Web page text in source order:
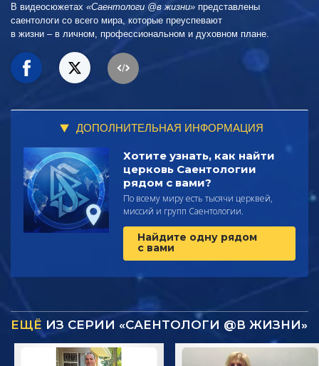
В видеосюжетах «Саентологи @в жизни» представлены
саентологи со всего мира, которые преуспевают
в жизни – в личном,
профессиональном и духовном плане.
ДОПОЛНИТЕЛЬНАЯ ИНФОРМАЦИЯ
Хотите узнать, как найти
церковь Саентологии
рядом с вами?
По всему миру есть тысячи церквей,
миссий и групп Саентологии.
Найдите одну рядом
с вами
ЕЩЁ ИЗ СЕРИИ «САЕНТОЛОГИ @В ЖИЗНИ»